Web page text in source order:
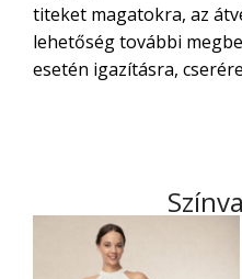
titeket magatokra, az
lehetőség további
esetén igazításra,